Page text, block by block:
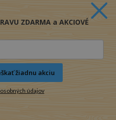
ZDARMA a AKCIOVÉ
žiadnu akciu
údajov